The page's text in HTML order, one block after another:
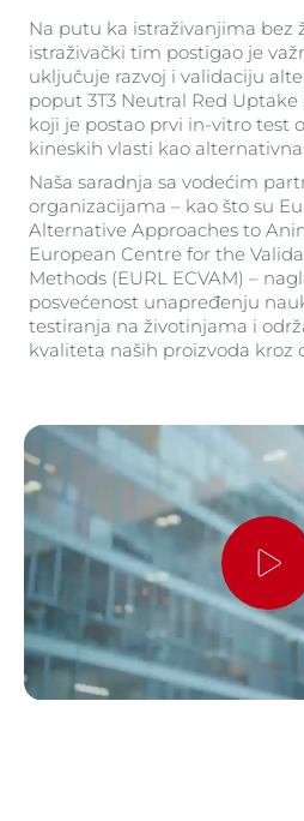
Na putu ka istraživanjima bez
istraživački tim postigao je
uključuje razvoj i validaciju
poput 3T3 Neutral Red
koji je postao prvi in-vitro test
kineskih vlasti kao
Naša saradnja sa vodećim
organizacijama – kao što su
Alternative Approaches to
European Centre for the
Methods (EURL ECVAM) –
posvećenost unapređenju
testiranja na životinjama i
kvaliteta naših proizvoda kroz